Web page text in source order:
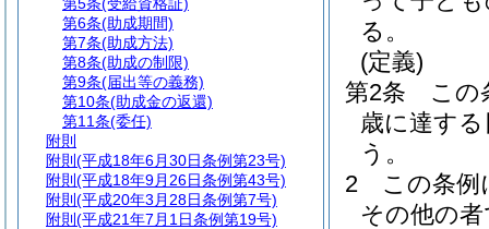
る。
(定義)
第2条
この
歳に達す
う。
2
この条例
その他の
第6条(助成期間)
第7条(助成方法)
第8条(助成の制限)
第9条(届出等の義務)
第10条(助成金の返還)
第11条(委任)
附則
附則 (平成18年6月30日条例第23号)
附則 (平成18年9月26日条例第43号)
附則 (平成20年3月28日条例第7号)
附則 (平成21年7月1日条例第19号)